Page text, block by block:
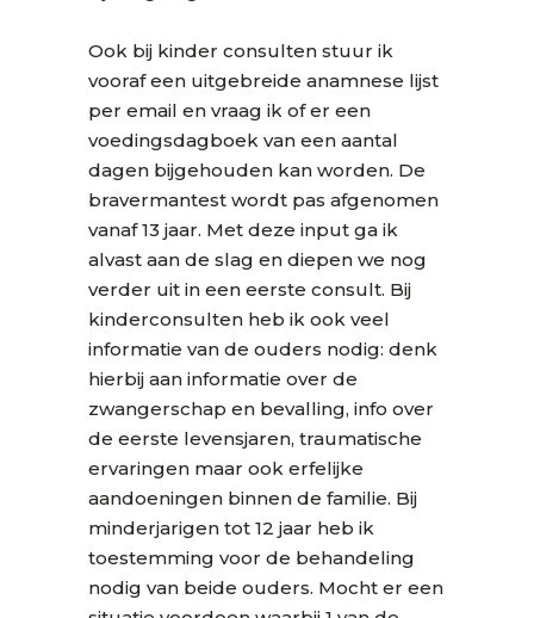
Ook bij kinder consulten stuur ik
vooraf een uitgebreide anamnese lijst
per email en vraag ik of er een
voedingsdagboek van een aantal
dagen bijgehouden kan worden. De
bravermantest wordt pas afgenomen
vanaf 13 jaar. Met deze input ga ik
alvast aan de slag en diepen we nog
verder uit in een eerste consult. Bij
kinderconsulten heb ik ook veel
informatie van de ouders nodig: denk
hierbij aan informatie over de
zwangerschap en bevalling, info over
de eerste levensjaren, traumatische
ervaringen maar ook erfelijke
aandoeningen binnen de familie. Bij
minderjarigen tot 12 jaar heb ik
toestemming voor de behandeling
nodig van beide ouders. Mocht er een